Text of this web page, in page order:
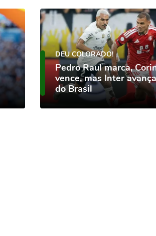
DEU COLORADO!
Pedro Raul marca,
vence, mas Inter
do Brasil